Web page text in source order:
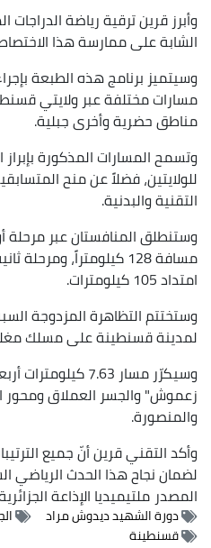
وأبرز قرين ترقية رياضة الدراجات
الشابة على ممارسة هذا الاختصاص
وسيتميز برنامج هذه الطبعة
مسارات مختلفة عبر ولايتي
مناطق حضرية وأخرى جبلية.
وتسمح المسارات المذكورة بإبراز
للولايتين، فضلاً عن منح
التقنية والبدنية.
وستنطلق المنافستان عبر مرحلة
مسافة 128 كيلومتراً،
امتداد 105 كيلومترات.
وستختتم التظاهرة المزدوجة
لمدينة قسنطينة على مسلك مغلق يبلغ 106
وسيكرّر مسار 7.63
زعموش" والجسر العملاق ومحور
والمنصورة.
وأكد التقني قرين أنّ جميع
لضمان نجاح هذا الحدث الرياضي
المصدرملتيميديا الإذاعة الجزائرية
دورة الشهيد ديدوش مراد
قسنطينة